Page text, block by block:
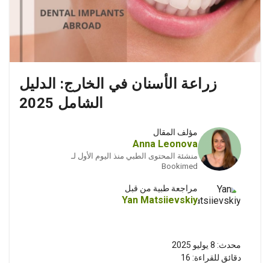
زراعة الأسنان في الخارج: الدليل
الشامل 2025
مؤلف المقال
Anna Leonova
منشئة المحتوى الطبي منذ اليوم الأول لـ
Bookimed
مراجعة طبية من قبل
Yan Matsiievskiy
محدث: 8 يوليو 2025
دقائق للقراءة: 16